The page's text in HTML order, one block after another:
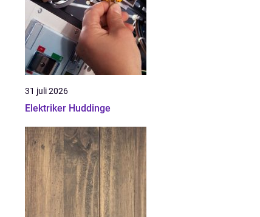
31 juli 2026
Elektriker Huddinge